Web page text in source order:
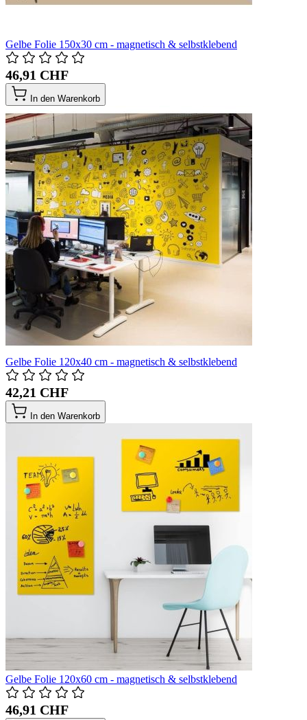
Gelbe Folie 150x30 cm - magnetisch & selbstklebend
46,91 CHF
In den Warenkorb
Gelbe Folie 120x40 cm - magnetisch & selbstklebend
42,21 CHF
In den Warenkorb
Gelbe Folie 120x60 cm - magnetisch & selbstklebend
46,91 CHF